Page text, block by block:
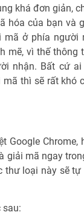
khá đơn giản,
hóa của bạn và
ở phía người
mẽ, vì thế thông
nhận. Bất cứ ai
thì sẽ rất khó
Google Chrome,
giải mã ngay
thư loại này sẽ tự
sau: